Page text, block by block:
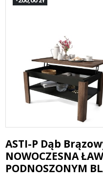
ASTI-P Dąb
NOWOCZESNA
PODNOSZONYM